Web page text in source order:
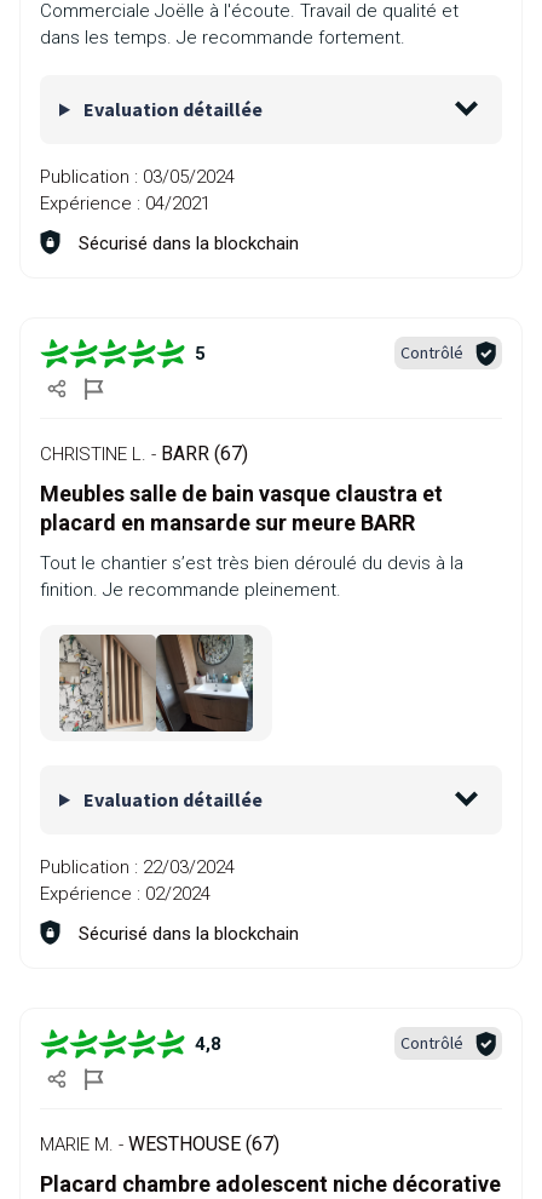
Commerciale Joëlle à l'écoute. Travail de qualité et
dans les temps. Je recommande fortement.
Evaluation détaillée
Publication : 03/05/2024
Expérience : 04/2021
Sécurisé dans la blockchain
5 Contrôlé
CHRISTINE L. - BARR (67)
Meubles salle de bain vasque claustra et
placard en mansarde sur meure BARR
Tout le chantier s’est très bien déroulé du devis à la
finition. Je recommande pleinement.
Evaluation détaillée
Publication : 22/03/2024
Expérience : 02/2024
Sécurisé dans la blockchain
4,8 Contrôlé
MARIE M. - WESTHOUSE (67)
Placard chambre adolescent niche décorative